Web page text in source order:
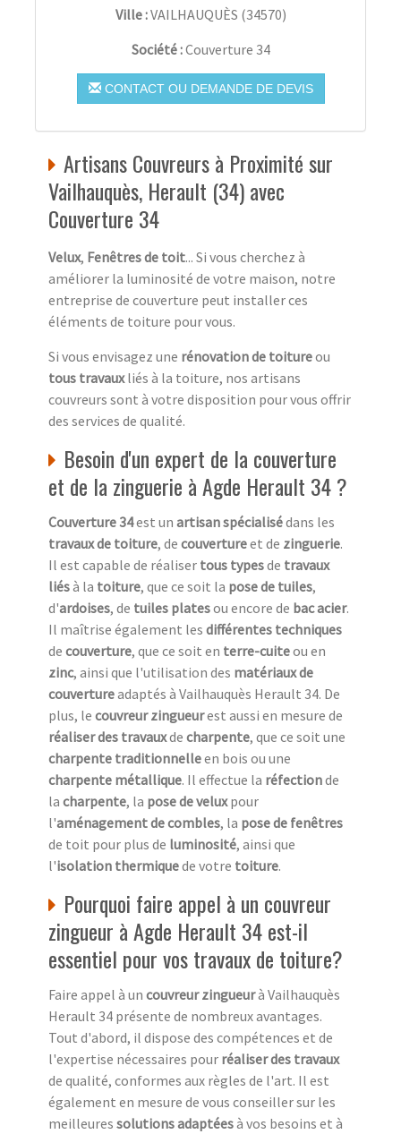
Ville :VAILHAUQUÈS (34570)
Société :Couverture 34
CONTACT OU DEMANDE DE DEVIS
Artisans Couvreurs à Proximité sur
Vailhauquès, Herault (34) avec
Couverture 34
Velux, Fenêtres de toit... Si vous cherchez à
améliorer la luminosité de votre maison, notre
entreprise de couverture peut installer ces
éléments de toiture pour vous.
Si vous envisagez une rénovation de toitureou
tous travauxliés à la toiture, nos artisans
couvreurs sont à votre disposition pour vous offrir
des services de qualité.
Besoin d'un expert de la couverture
et de la zinguerie à Agde Herault 34 ?
Couverture 34est un artisan spécialisédans les
travaux de toiture, de couvertureet de zinguerie.
Il est capable de réaliser tous typesde travaux
liésà la toiture, que ce soit la pose de tuiles,
d'ardoises, de tuiles platesou encore de bac acier.
Il maîtrise également les différentes techniques
de couverture, que ce soit en terre-cuiteou en
zinc, ainsi que l'utilisation des matériaux de
couvertureadaptés à Vailhauquès Herault 34. De
plus, le couvreur zingueurest aussi en mesure de
réaliser des travauxde charpente, que ce soit une
charpente traditionnelleen bois ou une
charpente métallique. Il effectue la réfectionde
la charpente, la pose de veluxpour
l'aménagement de combles, la pose de fenêtres
de toit pour plus de luminosité, ainsi que
l'isolation thermiquede votre toiture.
Pourquoi faire appel à un couvreur
zingueur à Agde Herault 34 est-il
essentiel pour vos travaux de toiture?
Faire appel à un couvreur zingueurà Vailhauquès
Herault 34 présente de nombreux avantages.
Tout d'abord, il dispose des compétences et de
l'expertise nécessaires pour réaliser des travaux
de qualité, conformes aux règles de l'art. Il est
également en mesure de vous conseiller sur les
meilleures solutions adaptéesà vos besoins et à